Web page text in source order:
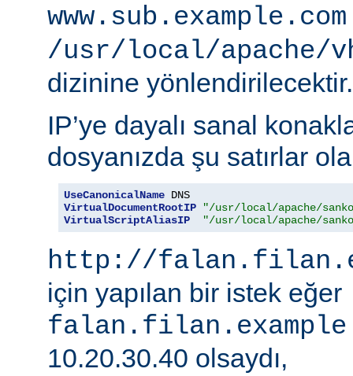
www.sub.example.com
/usr/local/apache/
dizinine yönlendirilecektir.
IP’ye dayalı sanal
dosyanızda şu satırlar
UseCanonicalName
VirtualDocumentRootIP
"/usr/local/apache/
VirtualScriptAliasIP
"/usr/local/apache/
http://
için yapılan bir istek eğer
10.20.30.40 olsaydı,